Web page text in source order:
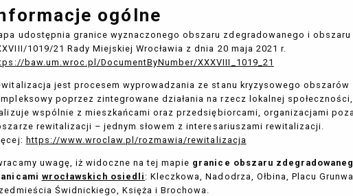
ogólne
udostępnia granice wyznaczonego obszaru zdegradowanego i
1019/21 Rady Miejskiej Wrocławia z dnia 20 maja 2021 r.
baw.um.wroc.pl/DocumentByNumber/XXXVIII_1019_21
jest procesem wyprowadzania ze stanu kryzysowego
poprzez zintegrowane działania na rzecz lokalnej
wspólnie z mieszkańcami oraz przedsiębiorcami, organizacjami
rewitalizacji – jednym słowem z interesariuszami rewitalizacji.
https://www.wroclaw.pl/rozmawia/rewitalizacja
uwagę, iż widoczne na tej mapie granice obszaru
wrocławskich osiedli : Kleczkowa, Nadodrza, Ołbina, Placu
Świdnickiego, Księża i Brochowa.